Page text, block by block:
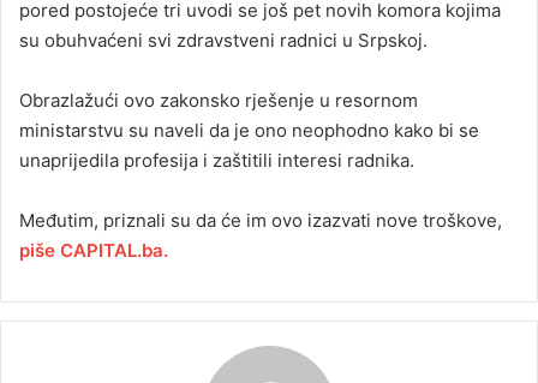
pored postojeće tri uvodi se još pet novih komora kojima
su obuhvaćeni svi zdravstveni radnici u Srpskoj.
Obrazlažući ovo zakonsko rješenje u resornom
ministarstvu su naveli da je ono neophodno kako bi se
unaprijedila profesija i zaštitili interesi radnika.
Međutim, priznali su da će im ovo izazvati nove troškove,
piše CAPITAL.ba.